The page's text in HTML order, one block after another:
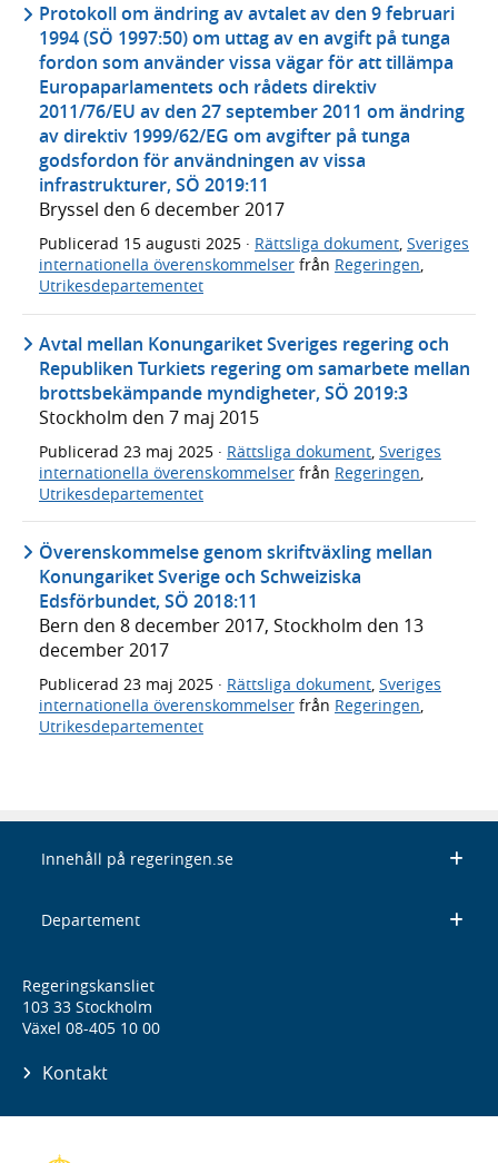
Protokoll om ändring av avtalet av den 9 februari
1994 (SÖ 1997:50) om uttag av en avgift på tunga
fordon som använder vissa vägar för att tillämpa
Europaparlamentets och rådets direktiv
2011/76/EU av den 27 september 2011 om ändring
av direktiv 1999/62/EG om avgifter på tunga
godsfordon för användningen av vissa
infrastrukturer, SÖ 2019:11
Bryssel den 6 december 2017
Publicerad 15 augusti 2025 · Rättsliga dokument, Sveriges
internationella överenskommelser från Regeringen,
Utrikesdepartementet
Avtal mellan Konungariket Sveriges regering och
Republiken Turkiets regering om samarbete mellan
brottsbekämpande myndigheter, SÖ 2019:3
Stockholm den 7 maj 2015
Publicerad 23 maj 2025 · Rättsliga dokument, Sveriges
internationella överenskommelser från Regeringen,
Utrikesdepartementet
Överenskommelse genom skriftväxling mellan
Konungariket Sverige och Schweiziska
Edsförbundet, SÖ 2018:11
Bern den 8 december 2017, Stockholm den 13
december 2017
Publicerad 23 maj 2025 · Rättsliga dokument Sveriges
internationella överenskommelser från Regeringen
Utrikesdepartementet
Innehåll på regeringen.se
Departement
Regeringskansliet
103 33 Stockholm
Växel 08-405 10 00
Kontakt